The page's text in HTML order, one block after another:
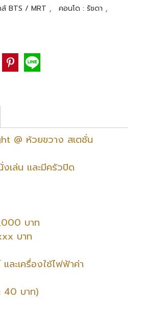
BTS / MRT , คอนโด : รัชดา ,
@ ห้วยขวาง สเตชั่น
เล่น และมีครัวปิด
บาท
บาท
ละเครื่องใช้ไฟฟ้าค่า
40 บาท)